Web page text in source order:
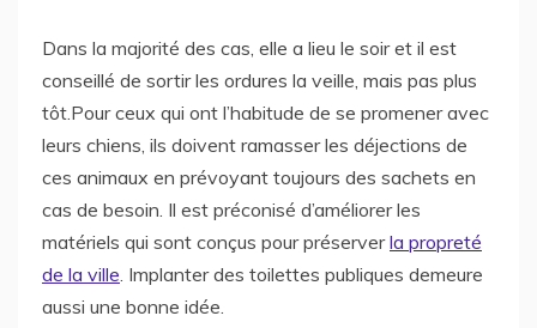
Dans la majorité des cas, elle a lieu le soir et il est
conseillé de sortir les ordures la veille, mais pas plus
tôt.Pour ceux qui ont l’habitude de se promener avec
leurs chiens, ils doivent ramasser les déjections de
ces animaux en prévoyant toujours des sachets en
cas de besoin. Il est préconisé d’améliorer les
matériels qui sont conçus pour préserverla propreté
de la ville. Implanter des toilettes publiques demeure
aussi une bonne idée.